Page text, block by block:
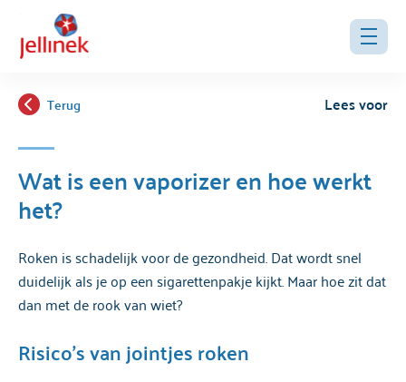
Terug Lees voor
Wat is een vaporizer en hoe werkt
het?
Roken is schadelijk voor de gezondheid. Dat wordt snel
duidelijk als je op een sigarettenpakje kijkt. Maar hoe zit dat
dan met de rook van wiet?
Risico’s van jointjes roken